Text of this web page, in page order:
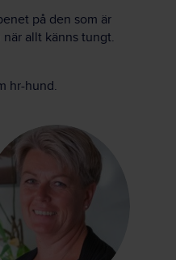
på den som är
allt känns tungt.
hr-hund.